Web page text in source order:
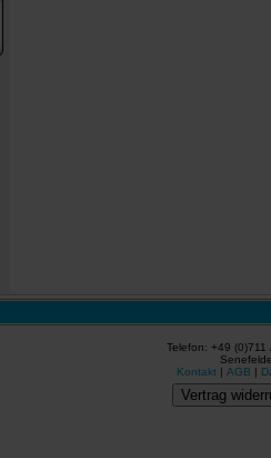
Telefon: +49
Kontakt | AGB |
Vertrag